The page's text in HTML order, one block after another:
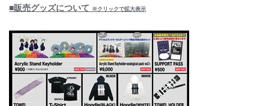
■販売グッズについて ※クリックで拡大表示